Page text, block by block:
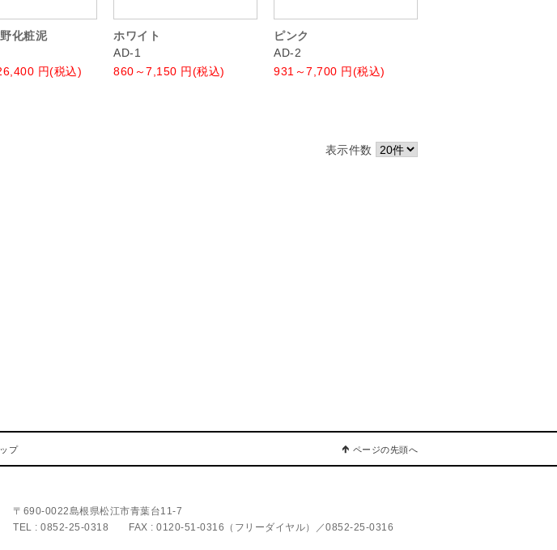
化粧泥
円(税込)
ホワイト
AD-1
860～7,150 円(税込)
ピンク
AD-2
931～7,700 円(税込)
表示件数
プ ページの先頭へ
〒690-0022島根県松江市青葉台11-7
TEL : 0852-25-0318 FAX : 0120-51-0316（フリーダイヤル）／0852-25-0316